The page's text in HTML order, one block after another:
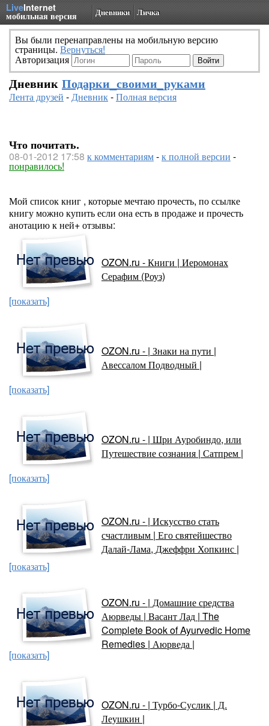
LiveInternet
мобильная версия Дневники Личка
Вы были перенаправлены на мобильную версию
страницы. Вернуться!
Авторизация
Дневник Подарки_своими_руками
Лента друзей -Дневник-Полная версия
Что почитать.
08-01-2012 17:58 к комментариям-к полной версии -
понравилось!
Мой список книг , которые мечтаю прочесть, по ссылке
книгу можно купить если она есть в продаже и прочесть
анотацию к ней+ отзывы:
[показать]
OZON.ru - Книги | Иеромонах
Серафим (Роуз)
[показать]
OZON.ru - | Знаки на пути |
Авессалом Подводный |
[показать]
OZON.ru - | Шри Ауробиндо, или
Путешествие сознания | Сатпрем |
[показать]
OZON.ru - | Искусство стать
счастливым | Его святейшество
Далай-Лама, Джеффри Хопкинс |
[показать]
OZON.ru - | Домашние средства
Аюрведы | Васант Лад | The
Complete Book of Ayurvedic Home
Remedies | Аюрведа |
OZON.ru - | Турбо-Суслик | Д.
Леушкин |